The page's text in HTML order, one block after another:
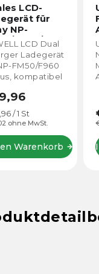
LCD-
für
NP-
F960/F970-
ohne MwSt.
/ 1 St
Warenkorb
LCD Dual
Ladegerät
FM50/F960
kompatibel